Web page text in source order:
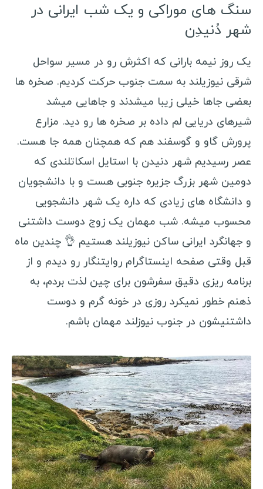
سنگ های موراکی و یک شب ایرانی در
شهر دُنیدِن
یک روز نیمه بارانی که اکثرش رو در مسیر سواحل
شرقی نیوزیلند به سمت جنوب حرکت کردیم. صخره ها
بعضی جاها خیلی زیبا میشدند و جاهایی میشد
شیرهای دریایی لم داده بر صخره ها رو دید. مزارع
پرورش گاو و گوسفند هم که همچنان همه جا هست.
عصر رسیدیم شهر دنیدن با استایل اسکاتلندی که
دومین شهر بزرگ جزیره جنوبی هست و با دانشجویان
و دانشگاه های زیادی که داره یک شهر دانشجویی
محسوب میشه. شب مهمان یک زوج دوست داشتنی
و جهانگرد ایرانی ساکن نیوزیلند هستیم 👌 چندین ماه
قبل وقتی صفحه اینستاگرام روایتنگار رو دیدم و از
برنامه ریزی دقیق سفرشون برای چین لذت بردم، به
ذهنم خطور نمیکرد روزی در خونه گرم و دوست
داشتنیشون در جنوب نیوزلند مهمان باشم.